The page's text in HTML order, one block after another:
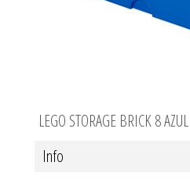
LEGO STORAGE BRICK 8 AZUL
Info